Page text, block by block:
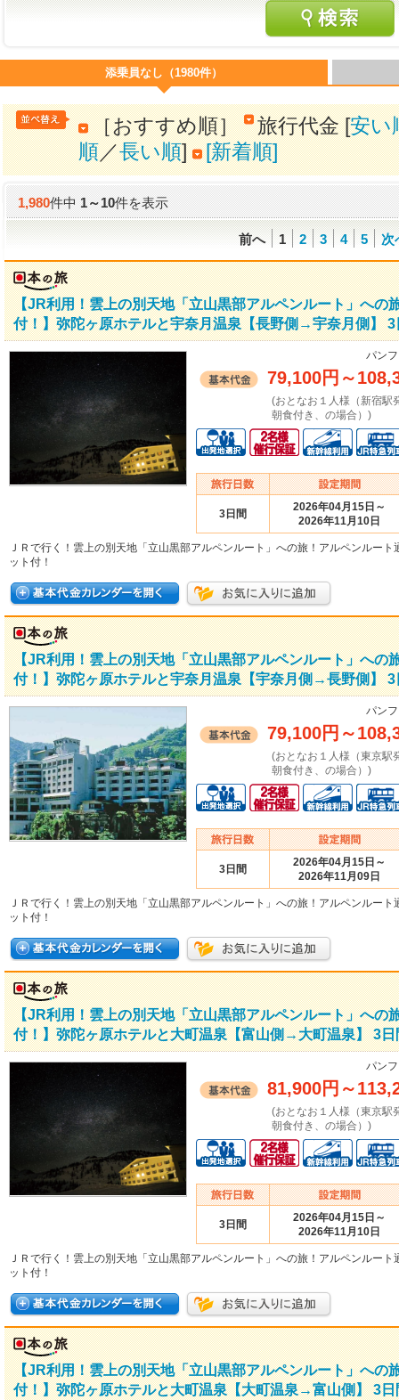
添乗員なし（1980件）
［おすすめ順］ 旅行代金 [安い
順／長い順] [新着順]
1,980件中1～10件を表示
前へ 1 2 3 4 5 次
【JR利用！雲上の別天地「立山黒部アルペンルート」への
付！】弥陀ヶ原ホテルと宇奈月温泉【長野側→宇奈月側】 3
パン
79,100円 ～
(おとなお１人様（新宿駅
朝食付き、の場合）)
3日間
2026年04月15日～
2026年11月10日
ＪＲで行く！雲上の別天地「立山黒部アルペンルート」への旅！アルペンルート
ット付！
【JR利用！雲上の別天地「立山黒部アルペンルート」への
付！】弥陀ヶ原ホテルと宇奈月温泉【宇奈月側→長野側】 3
パン
79,100円 ～
(おとなお１人様（東京駅
朝食付き、の場合）)
3日間
2026年04月15日～
2026年11月09日
ＪＲで行く！雲上の別天地「立山黒部アルペンルート」への旅！アルペンルート
ット付！
【JR利用！雲上の別天地「立山黒部アルペンルート」への
付！】弥陀ヶ原ホテルと大町温泉【富山側→大町温泉】 3日
パン
81,900円 ～
(おとなお１人様（東京駅
朝食付き、の場合）)
3日間
2026年04月15日～
2026年11月10日
ＪＲで行く！雲上の別天地「立山黒部アルペンルート」への旅！アルペンルート
ット付！
【JR利用！雲上の別天地「立山黒部アルペンルート」への
付！】弥陀ヶ原ホテルと大町温泉【大町温泉→富山側】 3日